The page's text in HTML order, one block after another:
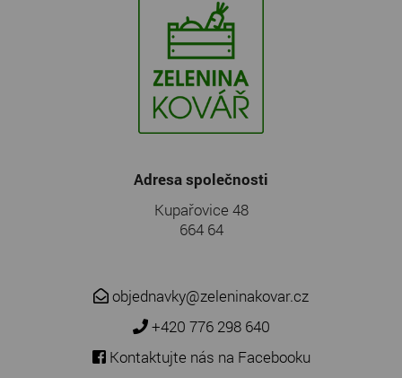
Adresa společnosti
Kupařovice 48
664 64
objednavky@zeleninakovar.cz
+420 776 298 640
Kontaktujte nás na Facebooku